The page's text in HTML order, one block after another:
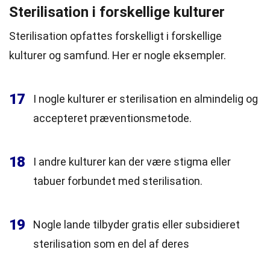
Sterilisation i forskellige kulturer
Sterilisation opfattes forskelligt i forskellige
kulturer og samfund. Her er nogle eksempler.
17
I nogle kulturer er sterilisation en almindelig og
accepteret præventionsmetode.
18
I andre kulturer kan der være stigma eller
tabuer forbundet med sterilisation.
19
Nogle lande tilbyder gratis eller subsidieret
sterilisation som en del af deres